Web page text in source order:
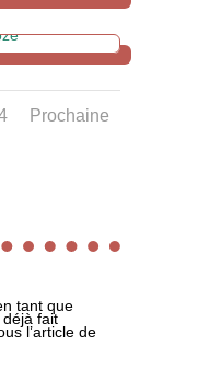
Prochaine
tant que
fait
l’article de